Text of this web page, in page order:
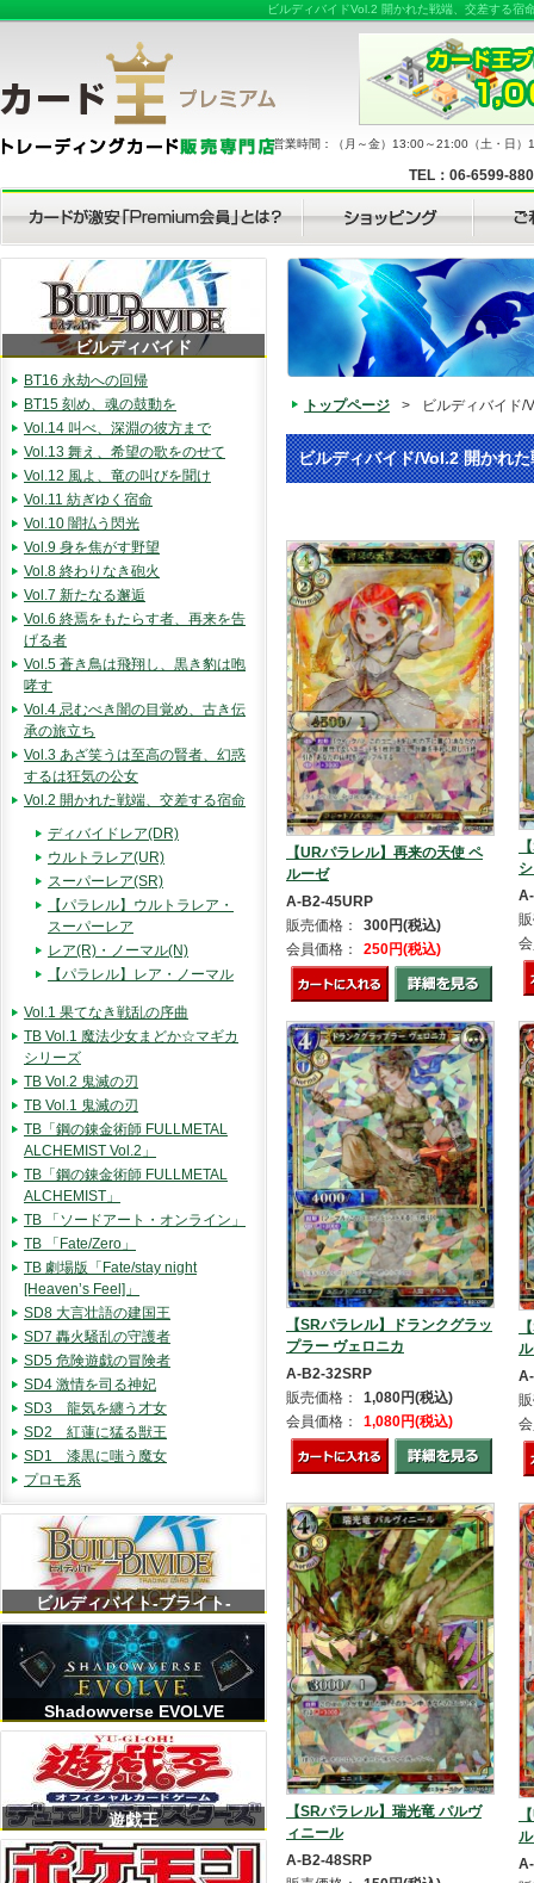
ビルディバイドVol.2 開かれた戦端、交差する宿
営業時間：（月～金）13:00～21:00（土・日
TEL：06-6599-
トップページ > ビルディバイド/
ビルディバイド/Vol.2 開かれ
【URパラレル】再来の天使 ペ
ルーゼ
A-B2-45URP
販売価格：
300円(税込)
会員価格：
250円(税込)
【SRパラレル】ドランクグラッ
プラー ヴェロニカ
A-B2-32SRP
販売価格：
1,080円(税込)
会員価格：
1,080円(税込)
【SRパラレル】瑞光竜 パルヴ
ィニール
A-B2-48SRP
ビルディバイド
BT16 永劫への回帰
BT15 刻め、魂の鼓動を
Vol.14 叫べ、深淵の彼方まで
Vol.13 舞え、希望の歌をのせて
Vol.12 風よ、竜の叫びを聞け
Vol.11 紡ぎゆく宿命
Vol.10 闇払う閃光
Vol.9 身を焦がす野望
Vol.8 終わりなき砲火
Vol.7 新たなる邂逅
Vol.6 終焉をもたらす者、再来を告
げる者
Vol.5 蒼き鳥は飛翔し、黒き豹は咆
哮す
Vol.4 忌むべき闇の目覚め、古き伝
承の旅立ち
Vol.3 あざ笑うは至高の賢者、幻惑
するは狂気の公女
Vol.2 開かれた戦端、交差する宿命
ディバイドレア(DR)
ウルトラレア(UR)
スーパーレア(SR)
【パラレル】ウルトラレア・
スーパーレア
レア(R)・ノーマル(N)
【パラレル】レア・ノーマル
Vol.1 果てなき戦乱の序曲
TB Vol.1 魔法少女まどか☆マギカ
シリーズ
TB Vol.2 鬼滅の刃
TB Vol.1 鬼滅の刃
TB「鋼の錬金術師 FULLMETAL
ALCHEMIST Vol.2」
TB「鋼の錬金術師 FULLMETAL
ALCHEMIST」
TB 「ソードアート・オンライン」
TB 「Fate/Zero」
TB 劇場版「Fate/stay night
[Heaven’s Feel]」
SD8 大言壮語の建国王
SD7 轟火騒乱の守護者
SD5 危険遊戯の冒険者
SD4 激情を司る神妃
SD3 龍気を纏う才女
SD2 紅蓮に猛る獣王
SD1 漆黒に嗤う魔女
プロモ系
ビルディバイト-ブライト-
Shadowverse EVOLVE
遊戯王